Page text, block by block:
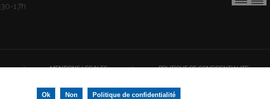
17h
I MENTIONS LEGALES I POLITIQUE DE CONFIDENTIALITE
droits réservés © Ville de Thouars - Conception/Réalisation : IGNIS Communication
Ok Non Politique de confidentialité